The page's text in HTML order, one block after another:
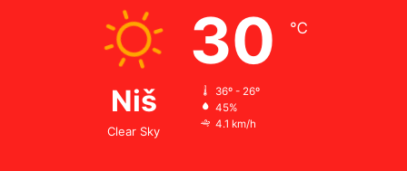
Niš
Clear Sky
30 ℃
36º - 26º
45%
4.1 km/h